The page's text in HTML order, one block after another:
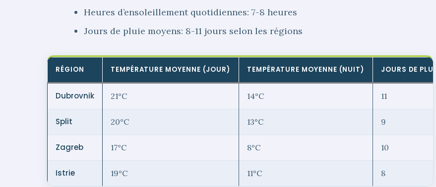
Heures d’ensoleillement quotidiennes: 7-8 heures
Jours de pluie moyens: 8-11 jours selon les régions
RÉGION TEMPÉRATURE MOYENNE (JOUR) TEMPÉRATURE MOYENNE (NUIT) JOURS DE PLUIE
Dubrovnik 21°C 14°C 11
Split 20°C 13°C 9
Zagreb 17°C 8°C 10
Istrie 19°C 11°C 8